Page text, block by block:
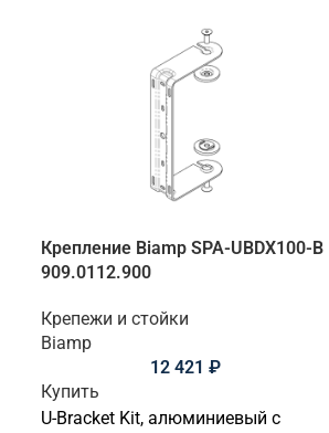
Крепление Biamp SPA-UBDX100-B
909.0112.900
Крепежи и стойки
Biamp
12 421 ₽
Купить
U-Bracket Kit, алюминиевый с